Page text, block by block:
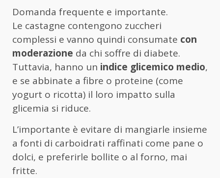
Domanda frequente e importante.
Le castagne contengono zuccheri
complessi e vanno quindi consumate con
moderazione da chi soffre di diabete.
Tuttavia, hanno un indice glicemico medio,
e se abbinate a fibre o proteine (come
yogurt o ricotta) il loro impatto sulla
glicemia si riduce.
L’importante è evitare di mangiarle insieme
a fonti di carboidrati raffinati come pane o
dolci, e preferirle bollite o al forno, mai
fritte.